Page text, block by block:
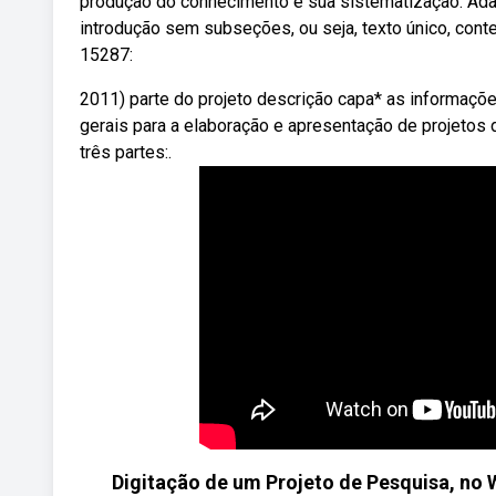
introdução sem subseções, ou seja, texto único,
15287:
2011) parte do projeto descrição capa* as
gerais para a elaboração e apresentação de
três partes:.
Digitação de um Projeto de Pesquisa,